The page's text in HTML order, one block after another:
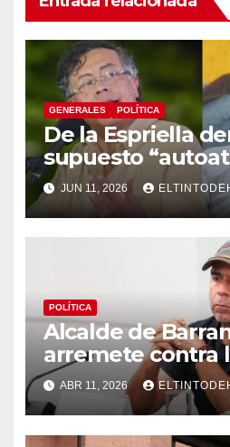
GENERALES POLÍTICA
De la Espriella
supuesto
legislativo” tras
suspender
a Petro
JUN 11, 2026
POLÍTICA
Alcalde de
arremete contra
«Protegen es a
ABR 11, 2026